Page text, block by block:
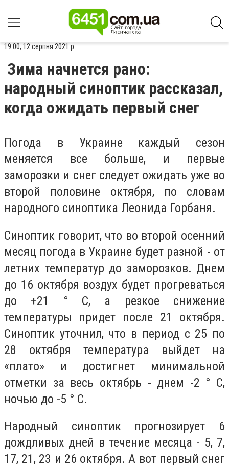
19:00, 12 серпня 2021 р.
Зима начнется рано:
народный синоптик рассказал,
когда ожидать первый снег
Погода в Украине каждый сезон
меняется все больше, и первые
заморозки и снег следует ожидать уже во
второй половине октября, по словам
народного синоптика Леонида Горбаня.
Синоптик говорит, что во второй осенний
месяц погода в Украине будет разной - от
летних температур до заморозков. Днем
до 16 октября воздух будет прогреваться
до +21 ° С, а резкое снижение
температуры придет после 21 октября.
Синоптик уточнил, что в период с 25 по
28 октября температура выйдет на
«плато» и достигнет минимальной
отметки за весь октябрь - днем ​​-2 ° С,
ночью до -5 ° С.
Народный синоптик прогнозирует 6
дождливых дней в течение месяца - 5, 7,
17, 21, 23 и 26 октября. А вот первый снег